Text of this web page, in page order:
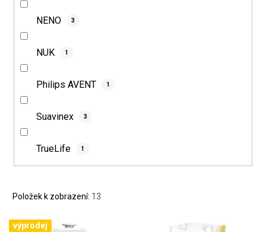
NENO 3
NUK 1
Philips AVENT 1
Suavinex 3
TrueLife 1
Položek k zobrazení: 13
výprodej